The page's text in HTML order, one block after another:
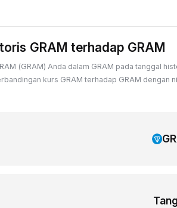
GRAM terhadap GRAM
(GRAM) Anda dalam GRAM pada tanggal
kurs GRAM terhadap GRAM dengan